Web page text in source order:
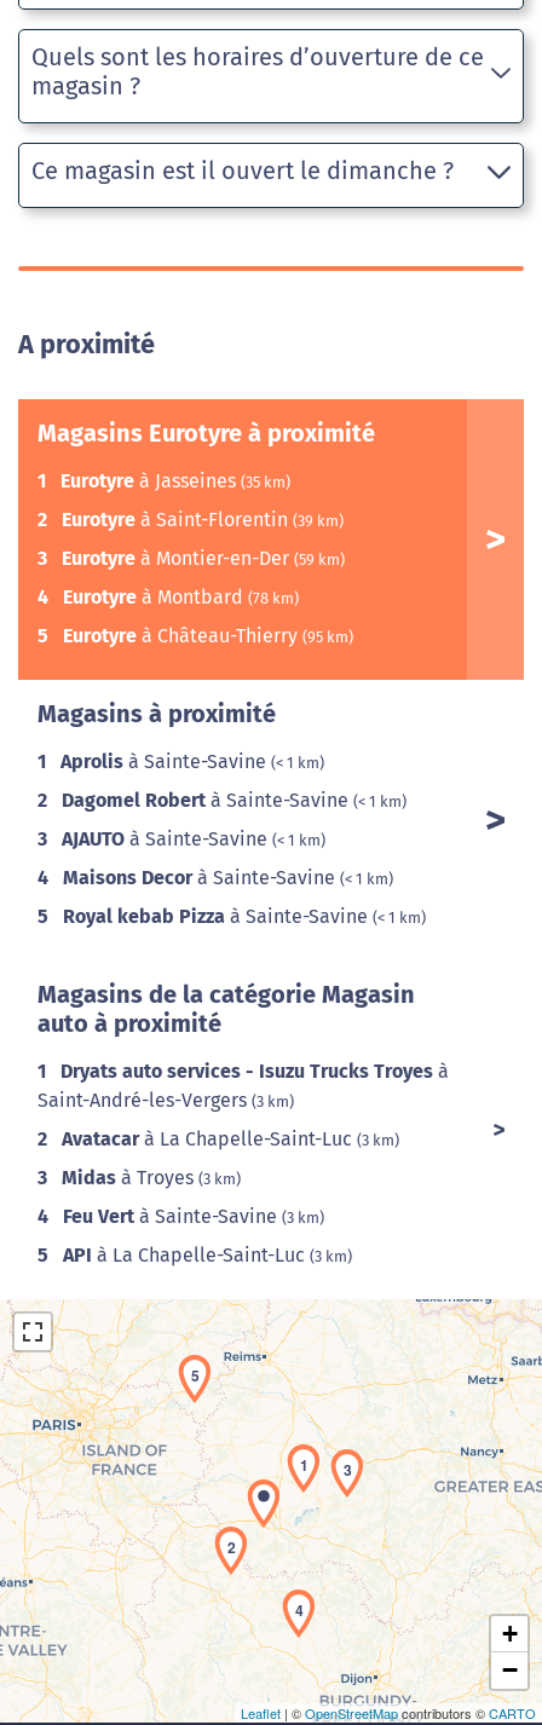
Quels sont les horaires d’ouverture de ce
magasin ?
Ce magasin est il ouvert le dimanche ?
A proximité
Magasins Eurotyre à proximité
1 Eurotyre à Jasseines (35 km)
2 Eurotyre à Saint-Florentin (39 km)
3 Eurotyre à Montier-en-Der (59 km)
4 Eurotyre à Montbard (78 km)
5 Eurotyre à Château-Thierry (95 km)
Magasins à proximité
1 Aprolis à Sainte-Savine (< 1 km)
2 Dagomel Robert à Sainte-Savine (< 1 km)
3 AJAUTO à Sainte-Savine (< 1 km)
4 Maisons Decorà Sainte-Savine (< 1 km)
5 Royal kebab Pizza à Sainte-Savine (< 1 km)
Magasins de la catégorie Magasin
auto à proximité
1 Dryats auto services - Isuzu Trucks Troyes à
Saint-André-les-Vergers (3 km)
2 Avatacarà La Chapelle-Saint-Luc (3 km)
3 Midas à Troyes (3 km)
4 Feu Vert à Sainte-Savine (3 km)
5 API à La Chapelle-Saint-Luc (3 km)
Chargement de la carte en cours...
1
2
3
4
5
+
−
Leaflet | ©OpenStreetMapcontributors ©CARTO